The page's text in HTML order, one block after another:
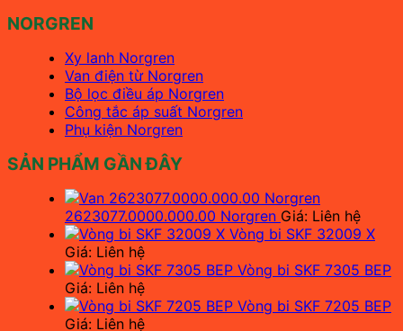
NORGREN
Xy lanh Norgren
Van điện từ Norgren
Bộ lọc điều áp Norgren
Công tắc áp suất Norgren
Phụ kiện Norgren
SẢN PHẨM GẦN ĐÂY
2623077.0000.000.00 Norgren Giá: Liên hệ
Vòng bi SKF 32009 X
Giá: Liên hệ
Vòng bi SKF 7305 BEP
Giá: Liên hệ
Vòng bi SKF 7205 BEP
Giá: Liên hệ